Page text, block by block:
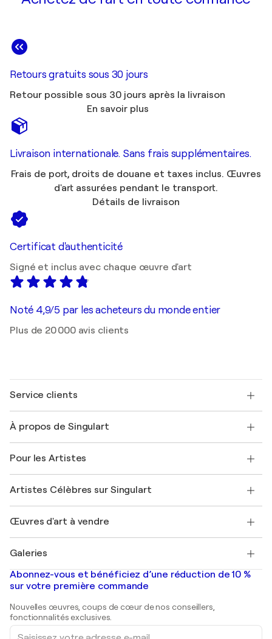
Retours gratuits sous 30 jours
Retour possible sous 30 jours après la livraison
En savoir plus
Livraison internationale. Sans frais supplémentaires.
Frais de port, droits de douane et taxes inclus. Œuvres
d'art assurées pendant le transport.
Détails de livraison
Certificat d'authenticité
Signé et inclus avec chaque œuvre d'art
Noté 4,9/5 par les acheteurs du monde entier
Plus de 20 000 avis clients
Service clients
Expédition
Offrir une carte cadeau
Rejoignez notre programme commercial
Mon compte
+33 1 76 44 06 42
À propos de Singulart
FAQ
Magazine Singulart
Emplois
Découvrez une sélection d'art original
Pour les Artistes
Se connecter en tant qu'Artiste
Artistes Célèbres sur Singulart
Marc Chagall
Banksy
Mr. Brainwash
Shepard Fairey
Œuvres d'art à vendre
Tableaux abstraits à vendre
Peintures de paysage
Estampes
Peintures acryliques
Galeries
Galeries d'art en France
Galeries d'art en Belgique
Abonnez-vous et bénéficiez d’une réduction de 10 %
sur votre première commande
Nouvelles œuvres, coups de cœur de nos conseillers,
fonctionnalités exclusives.
Saisissez